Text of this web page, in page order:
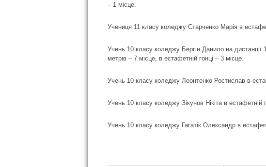
– 1 місце.
Учениця 11 класу коледжу Старченко Марія в
Учень 10 класу коледжу Бергін Данило на дистанції
метрів – 7 місце, в естафетній гонці – 3 місце.
Учень 10 класу коледжу Леонтенко Ростислав в
Учень 10 класу коледжу Зікунов Нікіта в естафетній
Учень 10 класу коледжу Гагатік Олександр в